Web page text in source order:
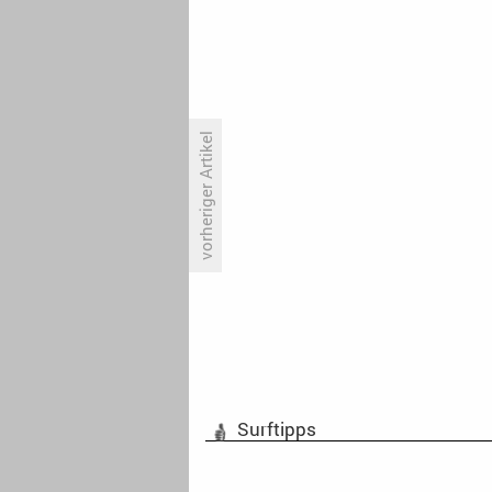
vorheriger Artikel
Surftipps